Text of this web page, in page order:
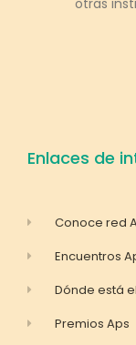
Enlaces de
Conoce red
Encuentros
Dónde está
Premios Aps